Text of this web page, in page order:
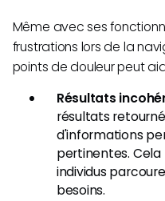
Même avec ses
frustrations lors de la
points de douleur peut
Résultats
résultats
d'informations
pertinentes.
individus
besoins.